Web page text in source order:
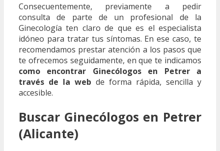
Consecuentemente, previamente a pedir
consulta de parte de un profesional de la
Ginecología ten claro de que es el especialista
idóneo para tratar tus síntomas. En ese caso, te
recomendamos prestar atención a los pasos que
te ofrecemos seguidamente, en que te indicamos
como encontrar Ginecólogos en Petrer a
través de la web de forma rápida, sencilla y
accesible.
Buscar Ginecólogos en Petrer
(Alicante)